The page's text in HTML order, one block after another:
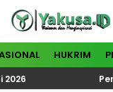
Yakusa
Visioner dan
HUKRIM